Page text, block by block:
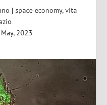
| space economy,vita
2023